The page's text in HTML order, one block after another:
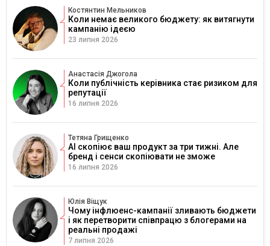
Костянтин Мельников
Коли немає великого бюджету: як витягнути
кампанію ідеєю
23 липня 2026
Анастасія Джогола
Коли публічність керівника стає ризиком для
репутації
16 липня 2026
Тетяна Грищенко
AI скопіює ваш продукт за три тижні. Але
бренд і сенси скопіювати не зможе
16 липня 2026
Юлія Віщук
Чому інфлюенс-кампанії зливають бюджети
і як перетворити співпрацю з блогерами на
реальні продажі
7 липня 2026